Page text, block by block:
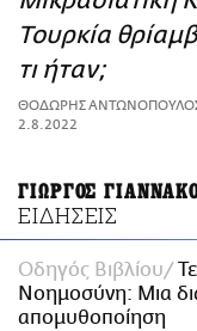
ΑΜΠΑ
PRINT
Τουρκία
τι ήταν;
ΘΟΔΩΡΗΣ
2.8.2022
ΓΙΩΡΓΟΣ
ΕΙΔΗΣΕΙΣ
Οδηγός Βιβλίου
Νοημοσύνη: Μια
απομυθοποίηση